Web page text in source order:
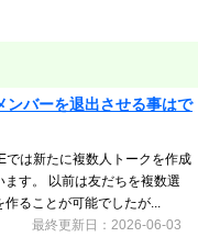
ンバーを退出させる事はで
では新たに複数人トークを作成
す。 以前は友だちを複数選
ることが可能でしたが...
最終更新日：2026-06-03